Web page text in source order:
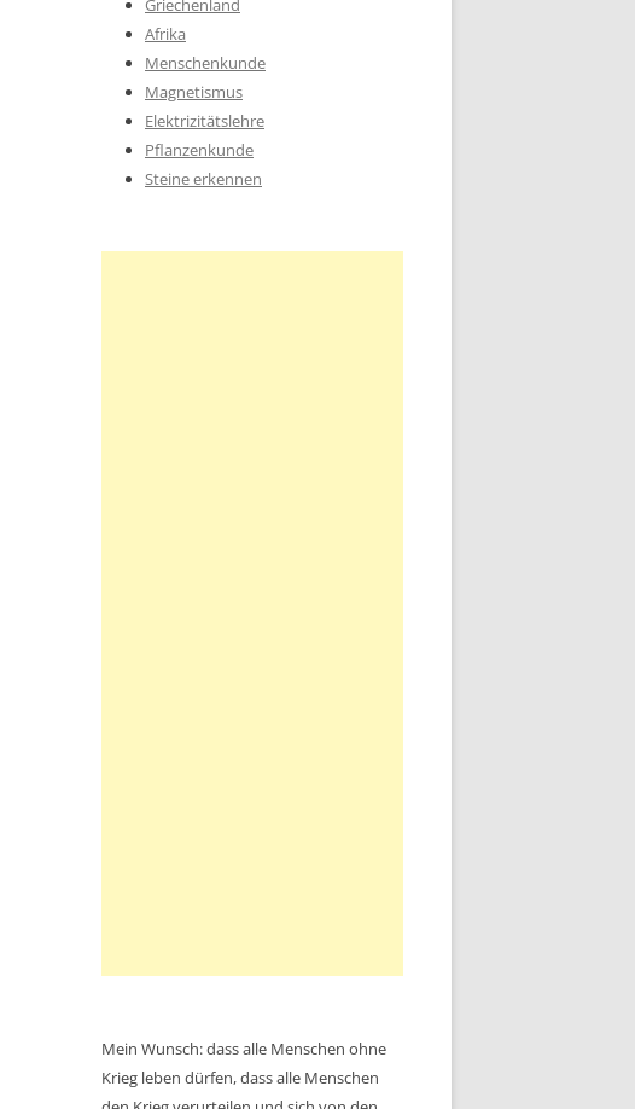
Griechenland
Afrika
Menschenkunde
Magnetismus
Elektrizitätslehre
Pflanzenkunde
Steine erkennen
Mein Wunsch: dass alle Menschen ohne
Krieg leben dürfen, dass alle Menschen